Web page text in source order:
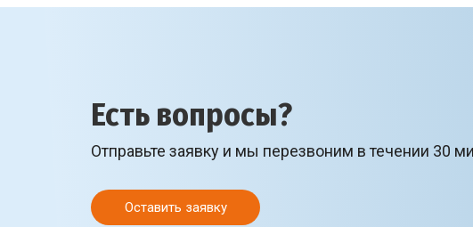
Есть вопросы?
Отправьте заявку и мы перезвоним в течении 30
Оставить заявку